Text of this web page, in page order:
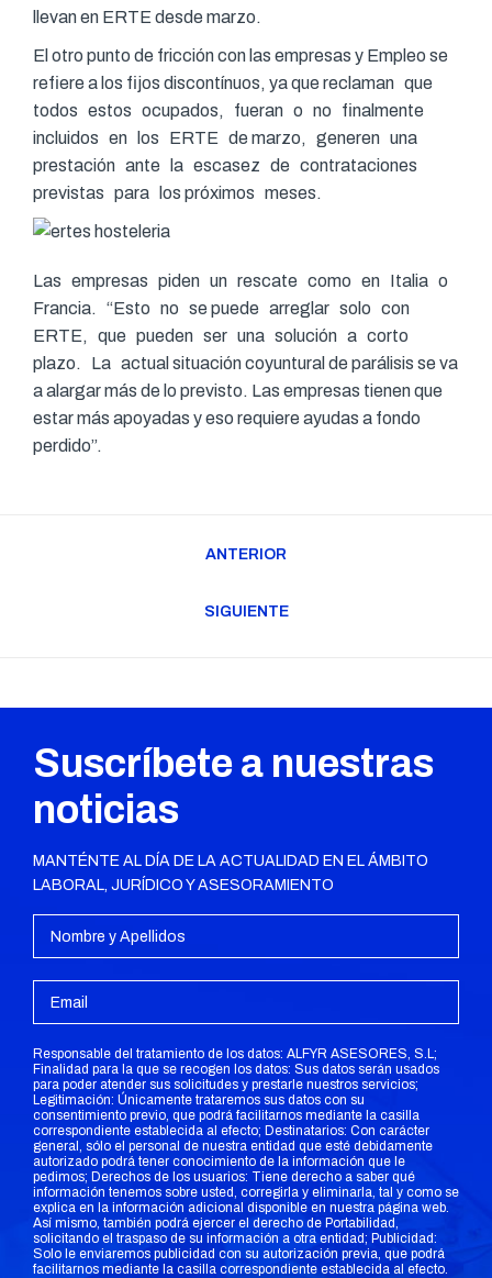
llevan en ERTE desde marzo.
El otro punto de fricción con las empresas y Empleo se
refiere a los fijos discontínuos, ya que reclaman que
todos estos ocupados, fueran o no finalmente
incluidos en los ERTE de marzo, generen una
prestación ante la escasez de contrataciones
previstas para los próximos meses.
Las empresas piden un rescate como en Italia o
Francia. “Esto no se puede arreglar solo con
ERTE, que pueden ser una solución a corto
plazo. La actual situación coyuntural de parálisis se va
a alargar más de lo previsto. Las empresas tienen que
estar más apoyadas y eso requiere ayudas a fondo
perdido”.
ANTERIOR
SIGUIENTE
Suscríbete a nuestras
noticias
MANTÉNTE AL DÍA DE LA ACTUALIDAD EN EL ÁMBITO
LABORAL, JURÍDICO Y ASESORAMIENTO
Responsable del tratamiento de los datos: ALFYR ASESORES, S.L;
Finalidad para la que se recogen los datos: Sus datos serán usados
para poder atender sus solicitudes y prestarle nuestros servicios;
Legitimación: Únicamente trataremos sus datos con su
consentimiento previo, que podrá facilitarnos mediante la casilla
correspondiente establecida al efecto; Destinatarios: Con carácter
general, sólo el personal de nuestra entidad que esté debidamente
autorizado podrá tener conocimiento de la información que le
pedimos; Derechos de los usuarios: Tiene derecho a saber qué
información tenemos sobre usted, corregirla y eliminarla, tal y como se
explica en la información adicional disponible en nuestra página web.
Así mismo, también podrá ejercer el derecho de Portabilidad,
solicitando el traspaso de su información a otra entidad; Publicidad:
Solo le enviaremos publicidad con su autorización previa, que podrá
facilitarnos mediante la casilla correspondiente establecida al efecto.